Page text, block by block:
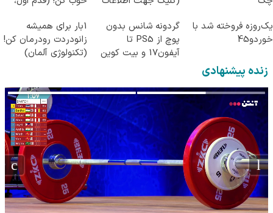
یک‌روزه فروخته شد با
خوردو45
گردونه شانس بدون
پوچ از PS5 تا
آیفون17 و بیت کوین
1بار برای همیشه
زانودردت رودرمان کن!
(تکنولوژی آلمان)
زنده پیشنهادی